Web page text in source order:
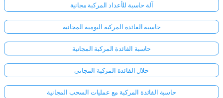
آلة حاسبة للأعداد المركبة مجانية
حاسبة الفائدة المركبة اليومية المجانية
حاسبة الفائدة المركبة المجانية
حلال الفائدة المركبة المجاني
حاسبة الفائدة المركبة مع عمليات السحب المجانية